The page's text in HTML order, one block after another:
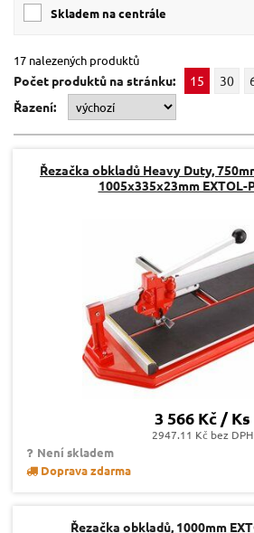
skladem na centrále
17 nalezených produktů
Počet produktů na stránku: 15 30
Řazení:
Řezačka obkladů Heavy Duty,
1005x335x23mm EXTOL-
3 566 Kč / Ks
2947.11 Kč bez DPH
Není skladem
Doprava zdarma
Řezačka obkladů, 1000mm